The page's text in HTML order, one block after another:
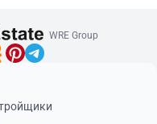
WRE Group